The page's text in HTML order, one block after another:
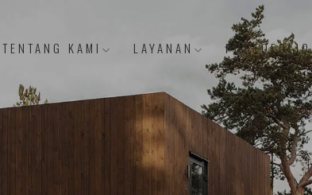
TENTANG KAMI LAYANAN PORTOFOLIO